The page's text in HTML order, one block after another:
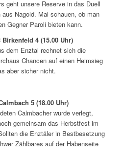
geht unsere Reserve in das Duell
Nagold. Mal schauen, ob man
Gegner Paroli bieten kann.
4 (15.00 Uhr)
dem Enztal rechnet sich die
Chancen auf einen Heimsieg
aber sicher nicht.
5 (18.00 Uhr)
Calmbacher wurde verlegt,
gemeinsam das Herbstfest im
die Enztäler in Bestbesetzung
Zählbares auf der Habenseite